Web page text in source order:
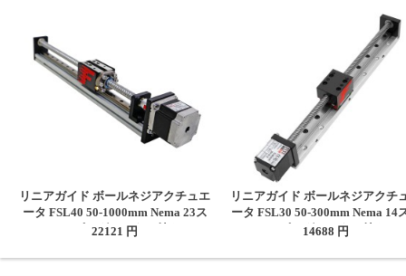
リニアガイド ボールネジアクチュエ
ータ FSL40 50-1000mm Nema 23ス
テッピングモーター付き
22121 円
リニアガイド ボールネジアクチ
ータ FSL30 50-300mm Nema 14
ッピングモーター付き
14688 円